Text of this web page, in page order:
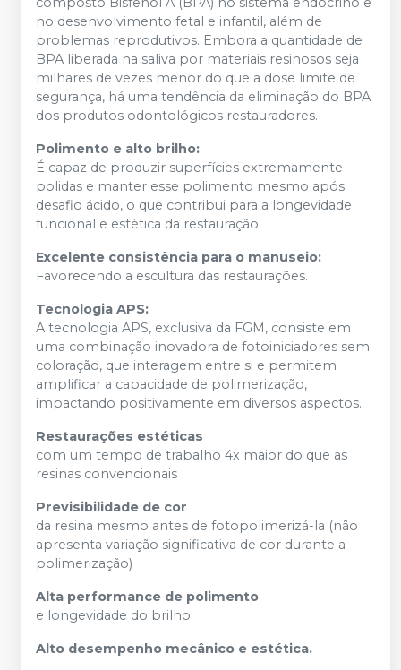
no desenvolvimento fetal e infantil, além de
problemas reprodutivos. Embora a quantidade de
BPA liberada na saliva por materiais resinosos seja
milhares de vezes menor do que a dose limite de
segurança, há uma tendência da eliminação do BPA
dos produtos odontológicos restauradores.
Polimento e alto brilho:
É capaz de produzir superfícies extremamente
polidas e manter esse polimento mesmo após
desafio ácido, o que contribui para a longevidade
funcional e estética da restauração.
Excelente consistência para o manuseio:
Favorecendo a escultura das restaurações.
Tecnologia APS:
A tecnologia APS, exclusiva da FGM, consiste em
uma combinação inovadora de fotoiniciadores sem
coloração, que interagem entre si e permitem
amplificar a capacidade de polimerização,
impactando positivamente em diversos aspectos.
Restaurações estéticas
com um tempo de trabalho 4x maior do que as
resinas convencionais
Previsibilidade de cor
da resina mesmo antes de fotopolimerizá-la (não
apresenta variação significativa de cor durante a
polimerização)
Alta performance de polimento
e longevidade do brilho.
Alto desempenho mecânico e estética.